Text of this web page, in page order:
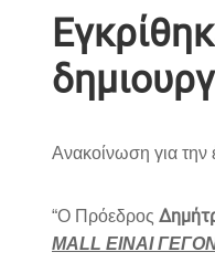
Ανακοίνωση για την
“Ο Πρόεδρος
MALL ΕΙΝΑΙ